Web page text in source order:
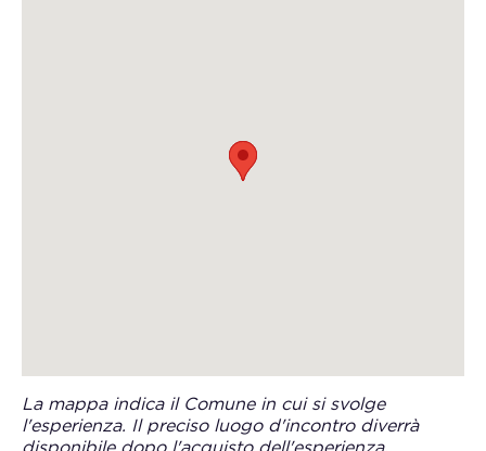
La mappa indica il Comune in cui si svolge
l'esperienza. Il preciso luogo d'incontro diverrà